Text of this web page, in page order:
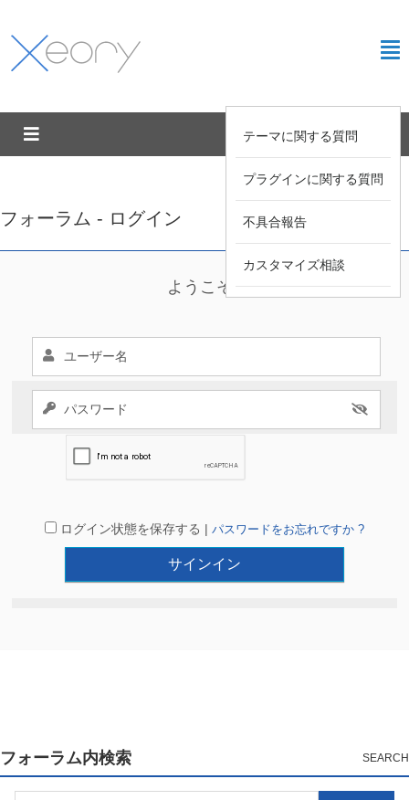
テーマに関する質問
プラグインに関する質問
不具合報告
カスタマイズ相談
フォーラム - ログイン
ようこそ !
ログイン状態を保存する | パスワードをお忘れですか ?
フォーラム内検索